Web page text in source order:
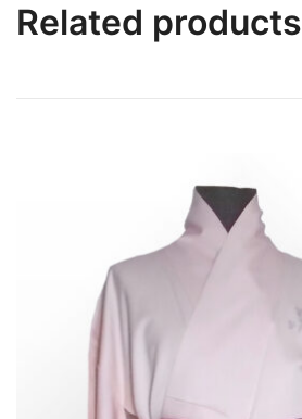
Related products